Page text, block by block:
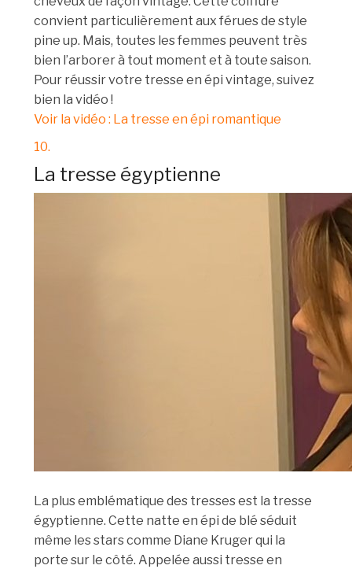
convient particulièrement aux férues de style
pine up. Mais, toutes les femmes peuvent très
bien l’arborer à tout moment et à toute saison.
Pour réussir votre tresse en épi vintage, suivez
bien la vidéo !
Voir la vidéo : La tresse en épi romantique
10.
La tresse égyptienne
La plus emblématique des tresses est la tresse
égyptienne. Cette natte en épi de blé séduit
même les stars comme Diane Kruger qui la
porte sur le côté. Appelée aussi tresse en